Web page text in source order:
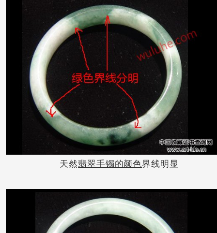
天然翡翠手镯的颜色界线明显